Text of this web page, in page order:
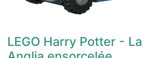
LEGO Harry Potter -